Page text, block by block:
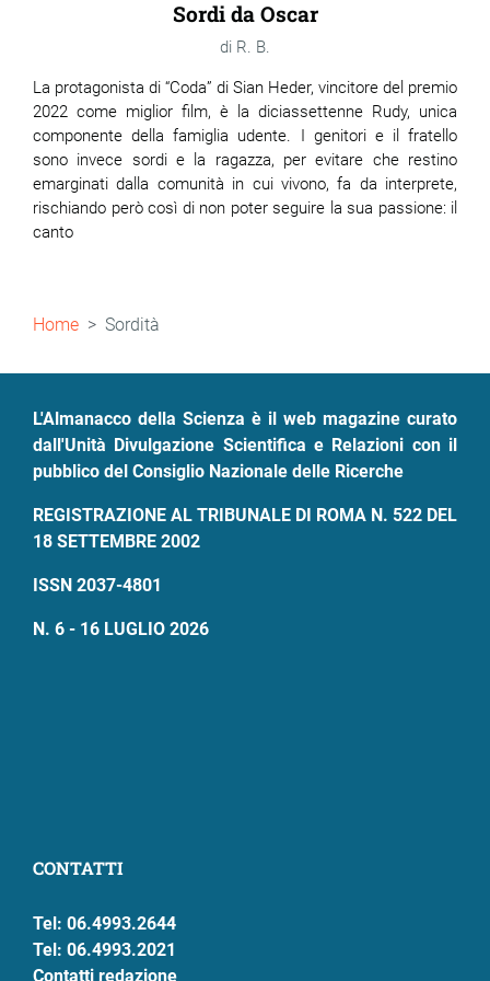
Sordi da Oscar
R. B.
La protagonista di “Coda” di Sian Heder, vincitore del premio
2022 come miglior film, è la diciassettenne Rudy, unica
componente della famiglia udente. I genitori e il fratello
sono invece sordi e la ragazza, per evitare che restino
emarginati dalla comunità in cui vivono, fa da interprete,
rischiando però così di non poter seguire la sua passione: il
canto
Briciole
Home Sordità
L'Almanacco della Scienza è il web magazine curato
dall'Unità Divulgazione Scientifica e Relazioni con il
pubblico del Consiglio Nazionale delle Ricerche
REGISTRAZIONE AL TRIBUNALE DI ROMA N. 522 DEL
18 SETTEMBRE 2002
ISSN 2037-4801
N. 6 - 16 LUGLIO 2026
CONTATTI
Tel: 06.4993.2644
Tel: 06.4993.2021
Contatti redazione